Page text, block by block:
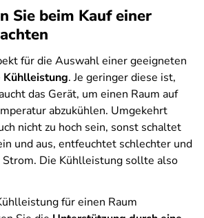
Sie beim Kauf einer
für die Auswahl einer geeigneten
Kühlleistung. Je geringer diese ist,
das Gerät, um einen Raum auf
abzukühlen. Umgekehrt
nicht zu hoch sein, sonst schaltet
und aus, entfeuchtet schlechter und
Die Kühlleistung sollte also
für einen Raum